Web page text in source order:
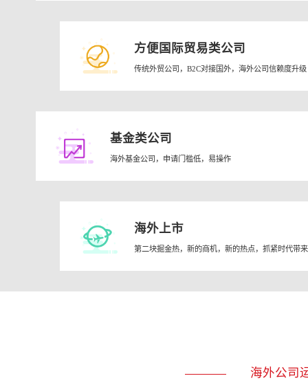
方便国际贸易类公司
传统外贸公司，B2C对接国外，海外公司信赖度升级
基金类公司
海外基金公司，申请门槛低，易操作
海外上市
第二块掘金热，新的商机，新的热点，抓紧时代带
海外公司